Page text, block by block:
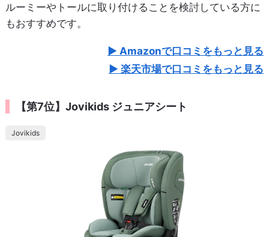
ルーミーやトールに取り付けることを検討している方に
もおすすめです。
Amazonで口コミをもっと見る
楽天市場で口コミをもっと見る
【第7位】Jovikids ジュニアシート
Jovikids